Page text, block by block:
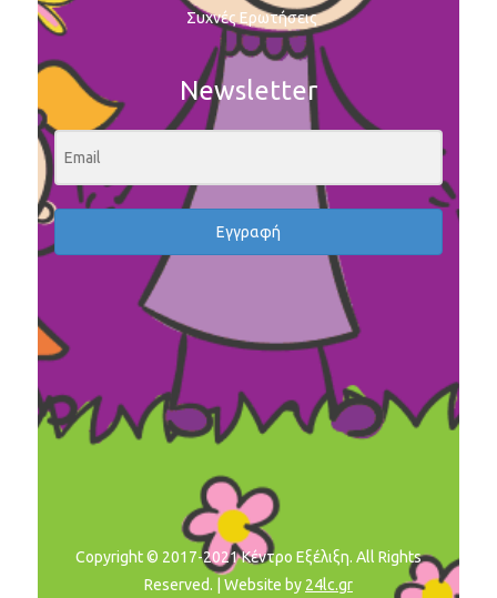
Συχνές Ερωτήσεις
Newsletter
Εγγραφή
Copyright © 2017-2021 Κέντρο Εξέλιξη. All Rights
Reserved. | Website by 24lc.gr